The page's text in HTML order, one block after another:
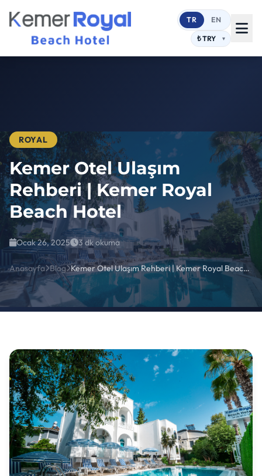
TR EN
ROYAL
Kemer Otel Ulaşım
Rehberi | Kemer Royal
Beach Hotel
Ocak 26, 2025 3 dk okuma
Anasayfa Blog Kemer Otel Ulaşım Rehberi | Kemer Royal Beach Hotel